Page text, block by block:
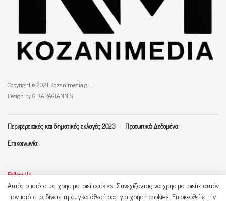
Copyright © 2021 Kozanimedia.gr |
Design by G KARAGIANNIS
Περιφερειακές και δημοτικές εκλογές 2023
Προσωπικά Δεδομένα
Επικοινωνία
Follow Us
Αυτός ο ιστότοπος χρησιμοποιεί cookies. Συνεχίζοντας να χρησιμοποιείτε αυτόν
τον ιστότοπο, δίνετε τη συγκατάθεσή σας για χρήση cookies. Επισκεφθείτε την